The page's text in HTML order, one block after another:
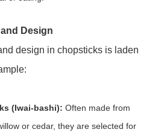
Design
design in chopsticks is laden
(Iwai-bashi): Often made from
or cedar, they are selected for